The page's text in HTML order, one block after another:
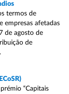
termos de
empresas afetadas
de agosto de
de
“Capitais